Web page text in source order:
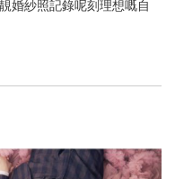
婚紗照記錄呢刻理想嘅自